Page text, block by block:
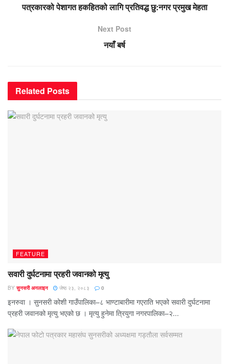
पत्रकारको पेशागत हकहितको लागि प्रतिवद्ध छु:नगर प्रमुख मेहता
Next Post
नयाँ बर्ष
Related Posts
FEATURE
सवारी दुर्घटनामा प्रहरी जवानको मृत्यु
BY सुनसरी अनलाइन जेष्ठ २३, २०८३ 0
इनरुवा । सुनसरी कोशी गाउँपालिका–८ भाण्टाबारीमा गएराति भएको सवारी दुर्घटनामा
प्रहरी जवानको मृत्यु भएको छ । मृत्यु हुनेमा त्रियुगा नगरपालिका–२...